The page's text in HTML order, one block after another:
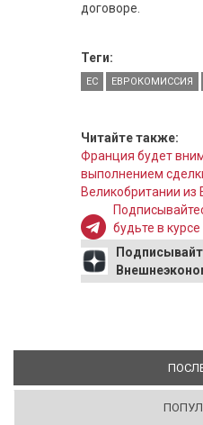
договоре.
Теги:
ЕС ЕВРОКОМИССИЯ
Читайте также:
Франция будет
выполнением
Великобритании из
будьте в